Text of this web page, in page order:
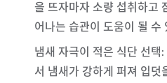
을 뜨자마자 소량 섭취하고
어나는 습관이 도움이 될 수
냄새 자극이 적은 식단 선택:
서 냄새가 강하게 퍼져 입덧